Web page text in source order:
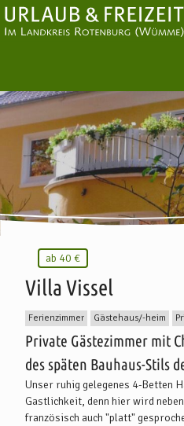
ab 40 €
Villa Vissel
Ferienzimmer Gästehaus/-heim
Private Gästezimmer mit
des späten Bauhaus-Stils
Unser ruhig gelegenes 4-Betten
Gastlichkeit, denn hier wird
französisch auch "platt"